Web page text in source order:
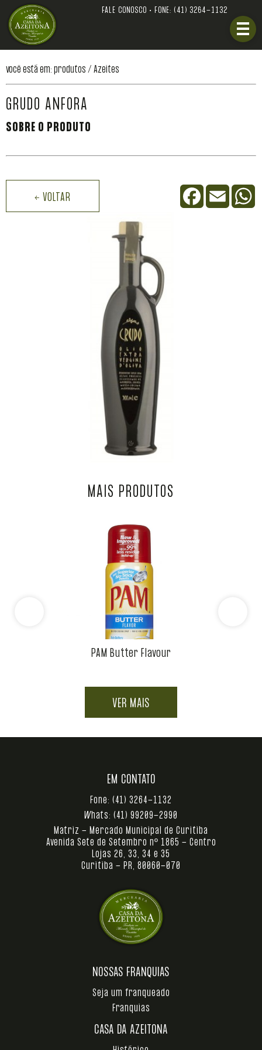
FALE CONOSCO • FONE: (41) 3264-1132
você está em: produtos / Azeites
GRUDO ANFORA
SOBRE O PRODUTO
← VOLTAR
FacebookEmail
MAIS PRODUTOS
PAM Butter Flavour
VER MAIS
CASA DA AZEITONA
NOSSAS FRANQUIAS
Seja um franqueado
Franquias
EM CONTATO
Fone: (41) 3264-1132
Whats: (41) 99209-2990
Matriz - Mercado Municipal de Curitiba
Avenida Sete de Setembro nº 1865 - Centro
Lojas 26, 33, 34 e 35
Curitiba - PR, 80060-070